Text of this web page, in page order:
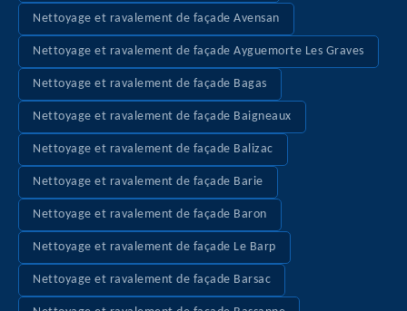
Nettoyage et ravalement de façade Avensan
Nettoyage et ravalement de façade Ayguemorte Les Graves
Nettoyage et ravalement de façade Bagas
Nettoyage et ravalement de façade Baigneaux
Nettoyage et ravalement de façade Balizac
Nettoyage et ravalement de façade Barie
Nettoyage et ravalement de façade Baron
Nettoyage et ravalement de façade Le Barp
Nettoyage et ravalement de façade Barsac